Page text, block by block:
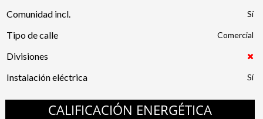
Comunidad incl.
Tipo de calle
Comercial
Divisiones
Instalación eléctrica
CALIFICACIÓN ENERGÉTICA